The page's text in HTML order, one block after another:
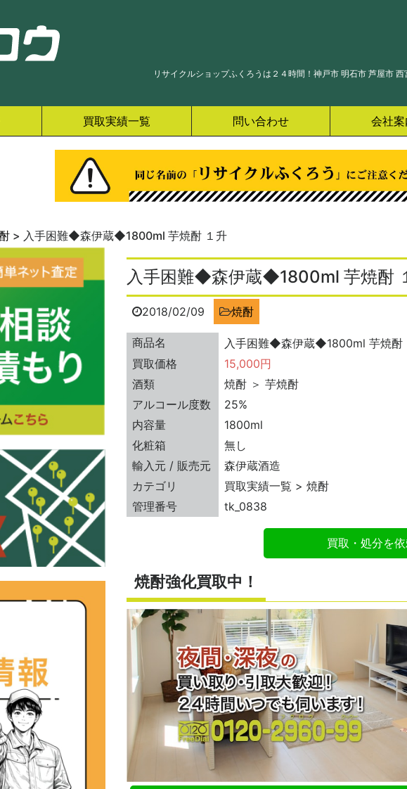
リサイクルショップふくろうは２４時間！神戸市 明石市 芦屋市
買取実績一覧 問い合わせ 会社
> 入手困難◆森伊蔵◆1800ml 芋焼酎 １升
入手困難◆森伊蔵◆1800ml 芋焼酎
2018/02/09 焼酎
商品名
入手困難◆森伊蔵◆1800ml 芋焼酎
買取価格
15,000円
酒類
焼酎 ＞ 芋焼酎
アルコール度数
25%
内容量
1800ml
化粧箱
無し
輸入元 / 販売元
森伊蔵酒造
カテゴリ
買取実績一覧 > 焼酎
管理番号
tk_0838
買取・処分を
焼酎強化買取中！